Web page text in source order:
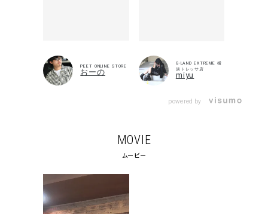
search
価格から探す
円
カテゴリ
PEET ONLINE STORE
おーの
MOVIE
ムービー